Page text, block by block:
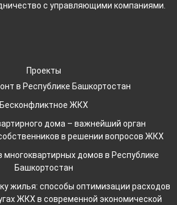
с управляющими компаниями.
Проекты
в Республике Башкортостан
Бесконфликтное ЖКХ
дома – важнейший орган
в решении вопросов ЖКХ
многоквартирных домов в Республике
Башкортостан
жилья: способы оптимизации расходов
ЖКХ в современной экономической